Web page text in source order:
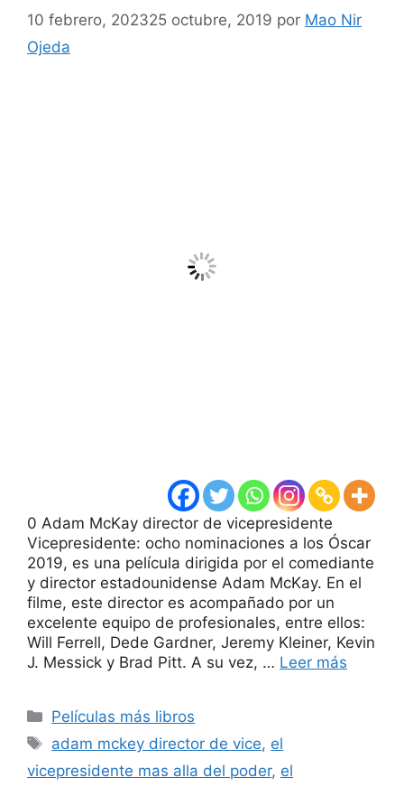
10 febrero, 202325 octubre, 2019 por Mao Nir
Ojeda
0 Adam McKay director de vicepresidente
Vicepresidente: ocho nominaciones a los Óscar
2019, es una película dirigida por el comediante
y director estadounidense Adam McKay. En el
filme, este director es acompañado por un
excelente equipo de profesionales, entre ellos:
Will Ferrell, Dede Gardner, Jeremy Kleiner, Kevin
J. Messick y Brad Pitt. A su vez, … Leer más
Categorías
Películas más libros
Etiquetas
adam mckey director de vice, el
vicepresidente mas alla del poder, el